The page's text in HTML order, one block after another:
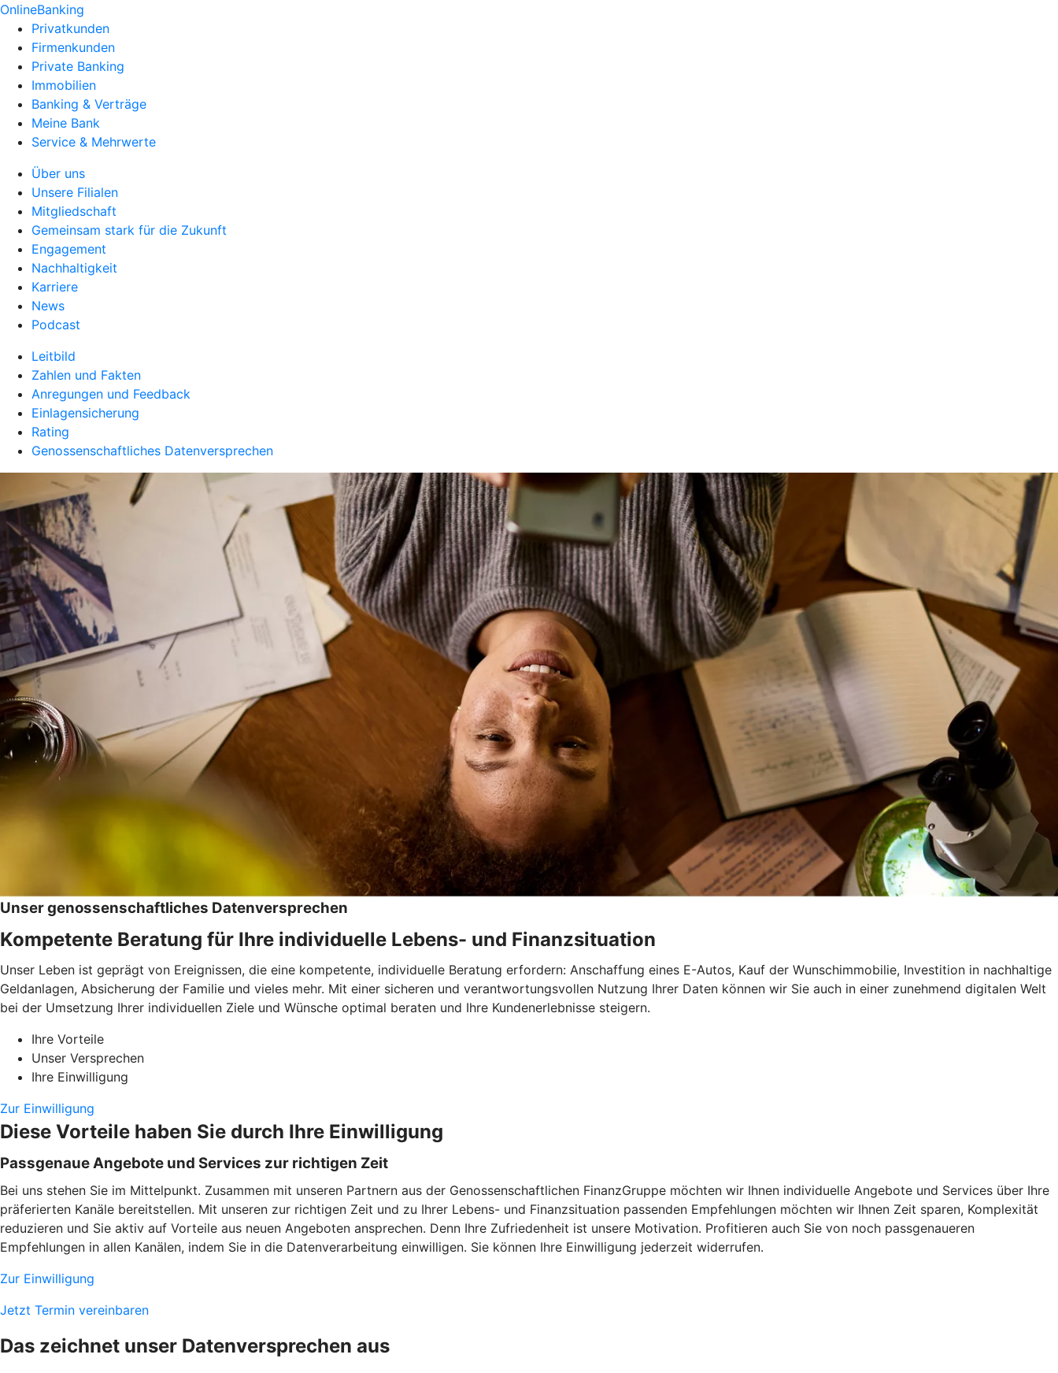
OnlineBanking
Privatkunden
Firmenkunden
Private Banking
Immobilien
Banking & Verträge
Meine Bank
Service & Mehrwerte
Über uns
Unsere Filialen
Mitgliedschaft
Gemeinsam stark für die Zukunft
Engagement
Nachhaltigkeit
Karriere
News
Podcast
Leitbild
Zahlen und Fakten
Anregungen und Feedback
Einlagensicherung
Rating
Genossenschaftliches Datenversprechen
Unser genossenschaftliches Datenversprechen
Kompetente Beratung für Ihre individuelle Lebens- und Finanzsituation
Unser Leben ist geprägt von Ereignissen, die eine kompetente, individuelle Beratung erfordern: Anschaffung eines E-Autos, Kauf der Wunschimmobilie, Investition in nachhaltige
Geldanlagen, Absicherung der Familie und vieles mehr. Mit einer sicheren und verantwortungsvollen Nutzung Ihrer Daten können wir Sie auch in einer zunehmend digitalen Welt
bei der Umsetzung Ihrer individuellen Ziele und Wünsche optimal beraten und Ihre Kundenerlebnisse steigern.
Ihre Vorteile
Unser Versprechen
Ihre Einwilligung
Zur Einwilligung
Diese Vorteile haben Sie durch Ihre Einwilligung
Passgenaue Angebote und Services zur richtigen Zeit
Bei uns stehen Sie im Mittelpunkt. Zusammen mit unseren Partnern aus der Genossenschaftlichen FinanzGruppe möchten wir Ihnen individuelle Angebote und Services über Ihre
präferierten Kanäle bereitstellen. Mit unseren zur richtigen Zeit und zu Ihrer Lebens- und Finanzsituation passenden Empfehlungen möchten wir Ihnen Zeit sparen, Komplexität
reduzieren und Sie aktiv auf Vorteile aus neuen Angeboten ansprechen. Denn Ihre Zufriedenheit ist unsere Motivation. Profitieren auch Sie von noch passgenaueren
Empfehlungen in allen Kanälen, indem Sie in die Datenverarbeitung einwilligen. Sie können Ihre Einwilligung jederzeit widerrufen.
Zur Einwilligung
Jetzt Termin vereinbaren
Das zeichnet unser Datenversprechen aus